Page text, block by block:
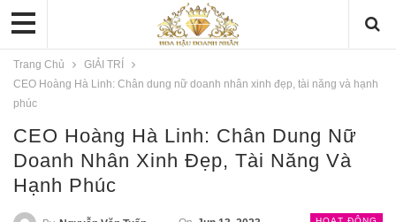
Trang Chủ
GIẢI TRÍ
CEO Hoàng Hà Linh: Chân dung nữ doanh nhân xinh đẹp, tài năng và hạnh
phúc
CEO Hoàng Hà Linh: Chân Dung Nữ
Doanh Nhân Xinh Đẹp, Tài Năng Và
Hạnh Phúc